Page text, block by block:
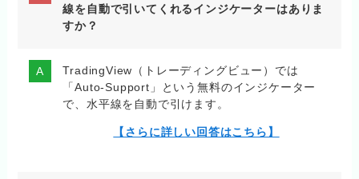
線を自動で引いてくれるインジケーターはありま
すか？
TradingView（トレーディングビュー）では
「Auto-Support」という無料のインジケーター
で、水平線を自動で引けます。
【さらに詳しい回答はこちら】